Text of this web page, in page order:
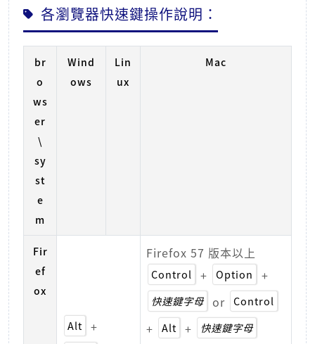
各瀏覽器快速鍵操作說明：
br
o
ws
er
\
sy
st
e
m
Wind
ows
Lin
ux
Mac
Fir
ef
ox
Alt +
Firefox 57 版本以上
Control + Option +
快速鍵字母 or Control
+ Alt + 快速鍵字母